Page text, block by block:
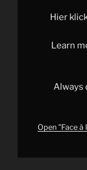
Hier
Learn
Always
Open "Face